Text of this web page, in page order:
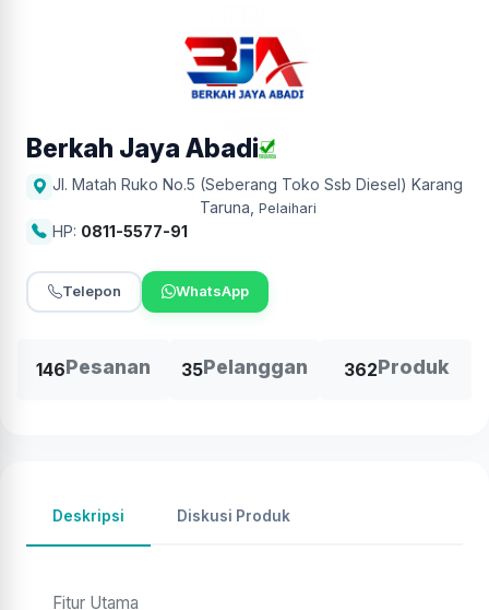
Berkah Jaya Abadi
Jl. Matah Ruko No.5 (Seberang Toko Ssb Diesel) Karang
Taruna Pelaihari
HP: 0811-5577-91
Telepon WhatsApp
146Pesanan 35Pelanggan 362Produk
Deskripsi Diskusi Produk
Fitur Utama